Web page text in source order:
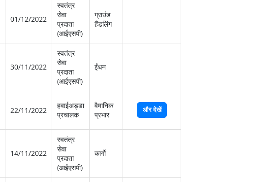
01/12/2022
स्‍वतंत्र
सेवा
प्रदाता
(आईएसपी)
ग्राउंड
हैंडलिंग
30/11/2022
स्‍वतंत्र
सेवा
प्रदाता
(आईएसपी)
ईंधन
22/11/2022
हवाईअड्डा
प्रचालक
वैमानिक
प्रभार
और देखें
14/11/2022
स्‍वतंत्र
सेवा
प्रदाता
(आईएसपी)
कार्गो